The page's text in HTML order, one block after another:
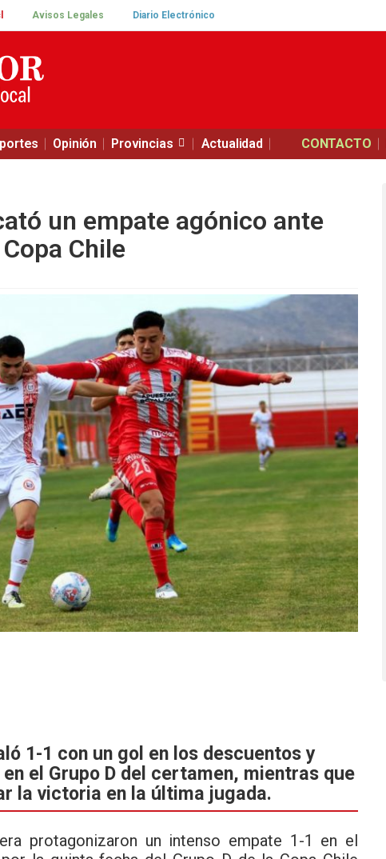
Avisos Legales Diario Electrónico
Opinión Provincias Actualidad CONTACTO
un empate agónico ante
Chile
1-1 con un gol en los descuentos y
el Grupo D del certamen, mientras que
la victoria en la última jugada.
protagonizaron un intenso empate 1-1 en el